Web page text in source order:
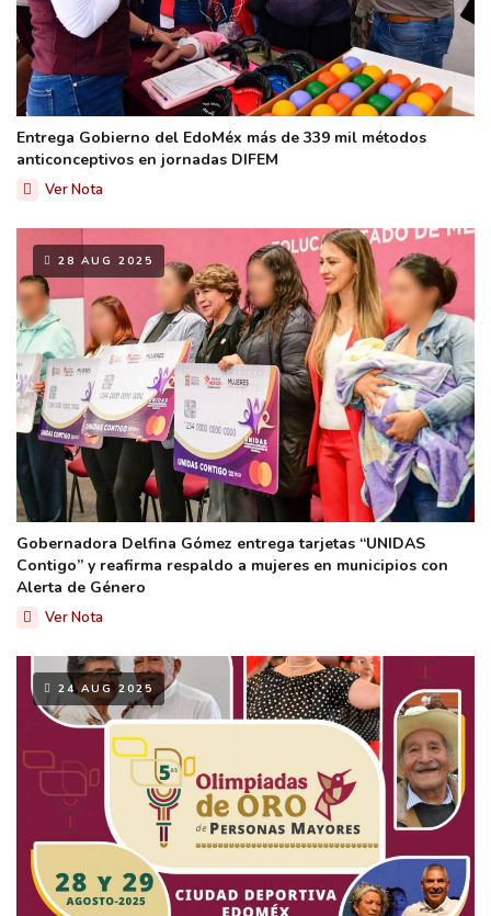
Entrega Gobierno del EdoMéx más de 339 mil métodos
anticonceptivos en jornadas DIFEM
Ver Nota
28 AUG 2025
Gobernadora Delfina Gómez entrega tarjetas “UNIDAS
Contigo” y reafirma respaldo a mujeres en municipios con
Alerta de Género
Ver Nota
24 AUG 2025